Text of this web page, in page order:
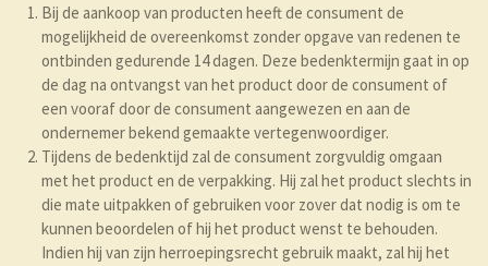
Bij de aankoop van producten heeft de consument de
mogelijkheid de overeenkomst zonder opgave van redenen te
ontbinden gedurende 14 dagen. Deze bedenktermijn gaat in op
de dag na ontvangst van het product door de consument of
een vooraf door de consument aangewezen en aan de
ondernemer bekend gemaakte vertegenwoordiger.
Tijdens de bedenktijd zal de consument zorgvuldig omgaan
met het product en de verpakking. Hij zal het product slechts in
die mate uitpakken of gebruiken voor zover dat nodig is om te
kunnen beoordelen of hij het product wenst te behouden.
Indien hij van zijn herroepingsrecht gebruik maakt, zal hij het